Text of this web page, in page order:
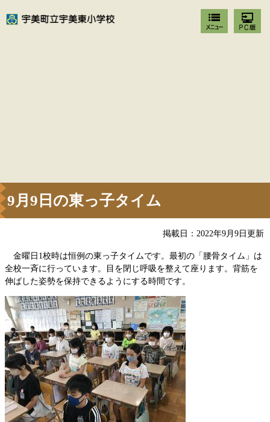
9月9日の東っ子タイム
掲載日：2022年9月9日更新
金曜日1校時は恒例の東っ子タイムです。最初の「腰骨タイム」は
全校一斉に行っています。目を閉じ呼吸を整えて座ります。背筋を
伸ばした姿勢を保持できるようにする時間です。